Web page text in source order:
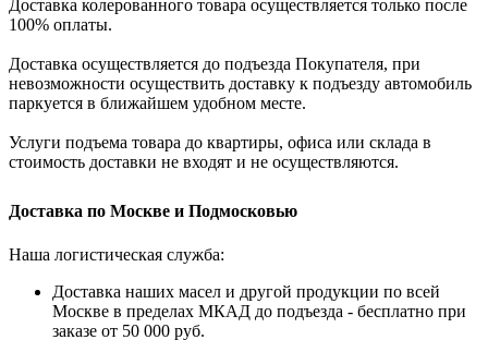
Доставка колерованного товара осуществляется только после
100% оплаты.
Доставка осуществляется до подъезда Покупателя, при
невозможности осуществить доставку к подъезду автомобиль
паркуется в ближайшем удобном месте.
Услуги подъема товара до квартиры, офиса или склада в
стоимость доставки не входят и не осуществляются.
Доставка по Москве и Подмосковью
Наша логистическая служба:
Доставка наших масел и другой продукции по всей
Москве в пределах МКАД до подъезда - бесплатно при
заказе от 50 000 руб.